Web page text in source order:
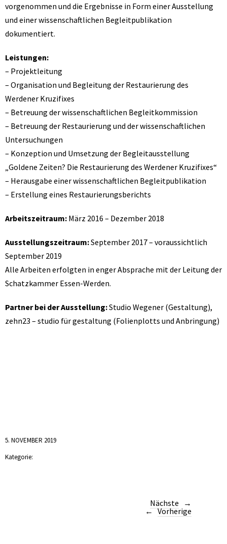
vorgenommen und die Ergebnisse in Form einer Ausstellung
und einer wissenschaftlichen Begleitpublikation
dokumentiert.
Leistungen:
– Projektleitung
– Organisation und Begleitung der Restaurierung des
Werdener Kruzifixes
– Betreuung der wissenschaftlichen Begleitkommission
– Betreuung der Restaurierung und der wissenschaftlichen
Untersuchungen
– Konzeption und Umsetzung der Begleitausstellung
„Goldene Zeiten? Die Restaurierung des Werdener Kruzifixes“
– Herausgabe einer wissenschaftlichen Begleitpublikation
– Erstellung eines Restaurierungsberichts
Arbeitszeitraum: März 2016 – Dezember 2018
Ausstellungszeitraum:September 2017 – voraussichtlich
September 2019
Alle Arbeiten erfolgten in enger Absprache mit der Leitung der
Schatzkammer Essen-Werden.
Partner bei der Ausstellung:Studio Wegener (Gestaltung),
zehn23 – studio für gestaltung (Folienplotts und Anbringung)
5. NOVEMBER 2019
Kategorie:
Vorherige
Nächste